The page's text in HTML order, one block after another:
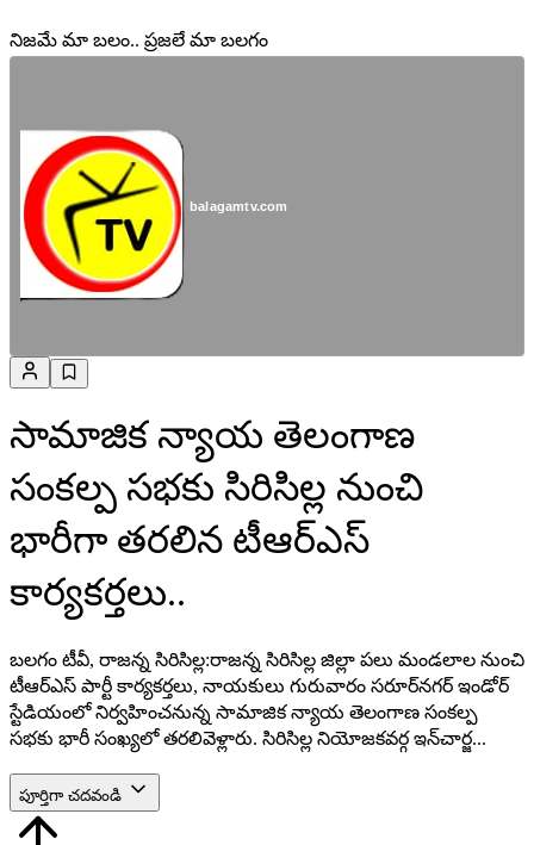
నిజమే మా బలం.. ప్రజలే మా బలగం
balagamtv.com
సామాజిక న్యాయ తెలంగాణ
సంకల్ప సభకు సిరిసిల్ల నుంచి
భారీగా తరలిన టీఆర్ఎస్
కార్యకర్తలు..
బలగం టీవీ, రాజన్న సిరిసిల్ల:రాజన్న సిరిసిల్ల జిల్లా పలు మండలాల నుంచి
టీఆర్ఎస్ పార్టీ కార్యకర్తలు, నాయకులు గురువారం సరూర్‌నగర్ ఇండోర్
స్టేడియంలో నిర్వహించనున్న సామాజిక న్యాయ తెలంగాణ సంకల్ప
సభకు భారీ సంఖ్యలో తరలివెళ్లారు. సిరిసిల్ల నియోజకవర్గ ఇన్‌చార్జ...
పూర్తిగా చదవండి